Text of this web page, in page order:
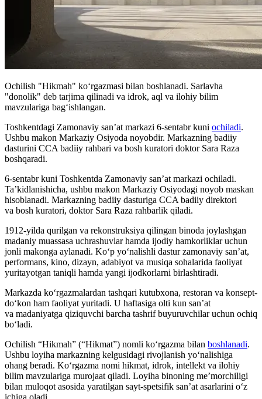
Ochilish "Hikmah" koʻrgazmasi bilan boshlanadi. Sarlavha
"donolik" deb tarjima qilinadi va idrok, aql va ilohiy bilim
mavzulariga bagʻishlangan.
Toshkentdagi Zamonaviy sanʼat markazi 6-sentabr kuni ochiladi.
Ushbu makon Markaziy Osiyoda noyobdir. Markazning badiiy
dasturini CCA badiiy rahbari va bosh kuratori doktor Sara Raza
boshqaradi.
6-sentabr kuni Toshkentda Zamonaviy san’at markazi ochiladi.
Ta’kidlanishicha, ushbu makon Markaziy Osiyodagi noyob maskan
hisoblanadi. Markazning badiiy dasturiga CCA badiiy direktori
va bosh kuratori, doktor Sara Raza rahbarlik qiladi.
1912-yilda qurilgan va rekonstruksiya qilingan binoda joylashgan
madaniy muassasa uchrashuvlar hamda ijodiy hamkorliklar uchun
jonli makonga aylanadi. Ko‘p yo‘nalishli dastur zamonaviy san’at,
performans, kino, dizayn, adabiyot va musiqa sohalarida faoliyat
yuritayotgan taniqli hamda yangi ijodkorlarni birlashtiradi.
Markazda ko‘rgazmalardan tashqari kutubxona, restoran va konsept-
do‘kon ham faoliyat yuritadi. U haftasiga olti kun san’at
va madaniyatga qiziquvchi barcha tashrif buyuruvchilar uchun ochiq
bo‘ladi.
Ochilish “Hikmah” (“Hikmat”) nomli ko‘rgazma bilan boshlanadi.
Ushbu loyiha markazning kelgusidagi rivojlanish yo‘nalishiga
ohang beradi. Ko‘rgazma nomi hikmat, idrok, intellekt va ilohiy
bilim mavzulariga murojaat qiladi. Loyiha binoning me’morchiligi
bilan muloqot asosida yaratilgan sayt-spetsifik san’at asarlarini o‘z